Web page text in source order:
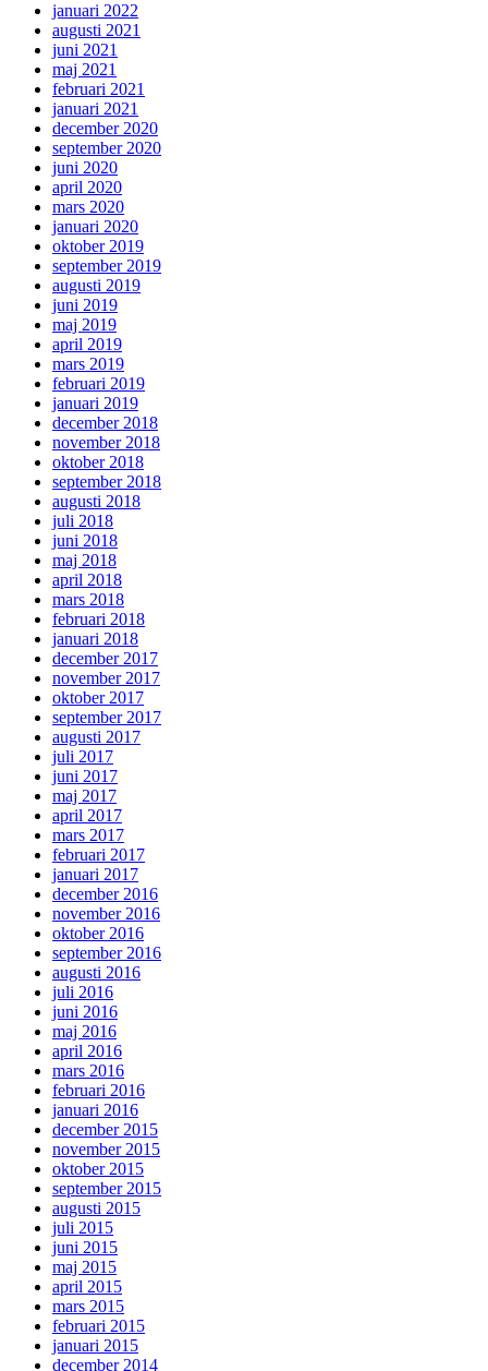
januari 2022
augusti 2021
juni 2021
maj 2021
februari 2021
januari 2021
december 2020
september 2020
juni 2020
april 2020
mars 2020
januari 2020
oktober 2019
september 2019
augusti 2019
juni 2019
maj 2019
april 2019
mars 2019
februari 2019
januari 2019
december 2018
november 2018
oktober 2018
september 2018
augusti 2018
juli 2018
juni 2018
maj 2018
april 2018
mars 2018
februari 2018
januari 2018
december 2017
november 2017
oktober 2017
september 2017
augusti 2017
juli 2017
juni 2017
maj 2017
april 2017
mars 2017
februari 2017
januari 2017
december 2016
november 2016
oktober 2016
september 2016
augusti 2016
juli 2016
juni 2016
maj 2016
april 2016
mars 2016
februari 2016
januari 2016
december 2015
november 2015
oktober 2015
september 2015
augusti 2015
juli 2015
juni 2015
maj 2015
april 2015
mars 2015
februari 2015
januari 2015
december 2014